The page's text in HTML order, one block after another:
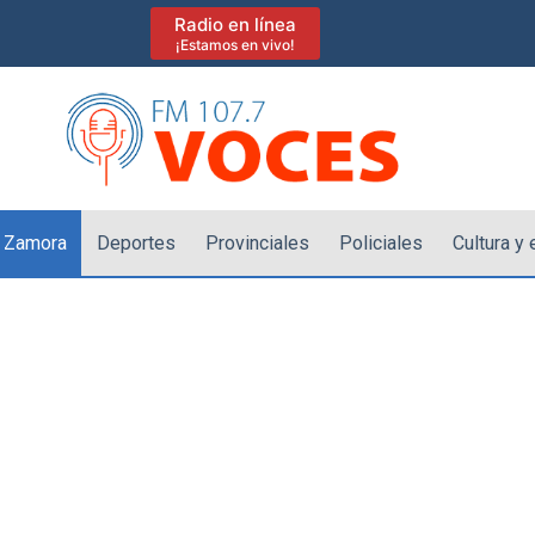
Radio en línea
¡Estamos en vivo!
Deportes Provinciales Policiales Cultura y